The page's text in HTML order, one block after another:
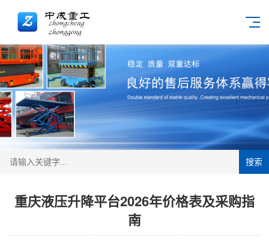
搜索
重庆液压升降平台2026年价格表及采购指
南